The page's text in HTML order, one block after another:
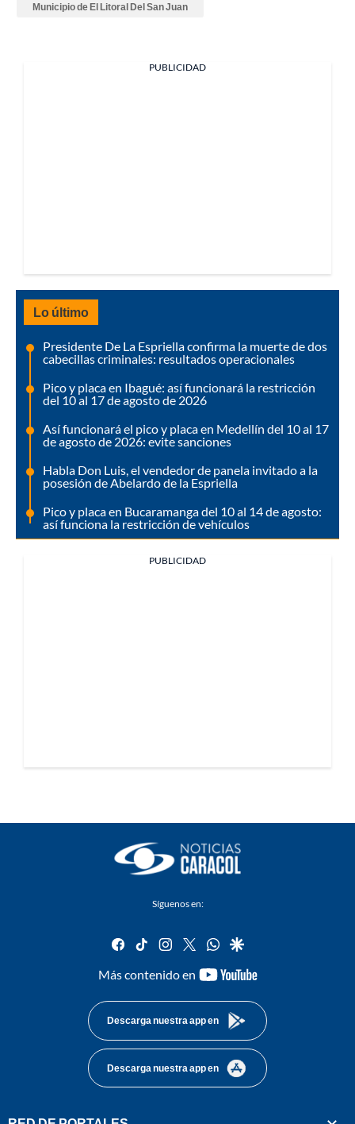
Municipio de El Litoral Del San Juan
PUBLICIDAD
Lo último
Presidente De La Espriella confirma la muerte de dos
cabecillas criminales: resultados operacionales
Pico y placa en Ibagué: así funcionará la restricción
del 10 al 17 de agosto de 2026
Así funcionará el pico y placa en Medellín del 10 al 17
de agosto de 2026: evite sanciones
Habla Don Luis, el vendedor de panela invitado a la
posesión de Abelardo de la Espriella
Pico y placa en Bucaramanga del 10 al 14 de agosto:
así funciona la restricción de vehículos
PUBLICIDAD
Síguenos en:
facebook
tiktok instagram
twitterwhatsapp
google
Más contenido en
youtube-
Descarga nuestra app en
Descarga nuestra app en